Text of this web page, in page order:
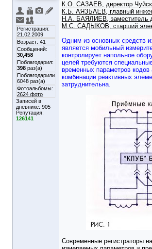
Регистрация:
21.02.2009
Возраст: 41
Сообщений:
30,458
Поблагодарил:
398 раз(а)
Поблагодарили
6048 раз(а)
Фотоальбомы:
2624 фото
Записей в
дневнике: 905
Репутация:
126141
К.О. САЗАЕВ, директор
К.Б. АЯЗБАЕВ, главный
Н.А. БАЯЛИЕВ, заместитель
М.С. САДЫКОВ, старший
Одним из основных средств
является мобильный
контролирует напольное
целей требуются
временных параметров кодов
комбинации реактивных
затруднительна.
Современные регистраторы